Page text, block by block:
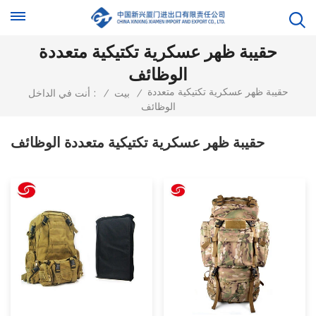
حقيبة ظهر عسكرية تكتيكية متعددة
الوظائف
أنت في الداخل : / بيت / حقيبة ظهر عسكرية تكتيكية متعددة
الوظائف
حقيبة ظهر عسكرية تكتيكية متعددة الوظائف